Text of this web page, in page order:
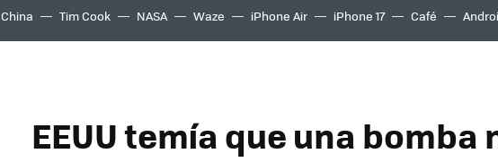
China Tim Cook NASA Waze iPhone Air iPhone 17 Café
EEUU temía que una bomba